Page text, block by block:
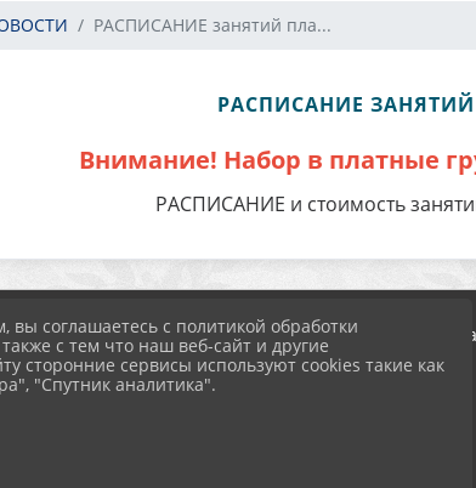
РАСПИСАНИЕ занятий пла...
РАСПИСАНИЕ
Внимание! Набор в платные
РАСПИСАНИЕ и стоимость
При оформлении сайта использовалась
вы соглашаетесь с политикой обработки
с тем что наш веб-сайт и другие
сторонние сервисы используют cookies такие как
"Спутник аналитика".